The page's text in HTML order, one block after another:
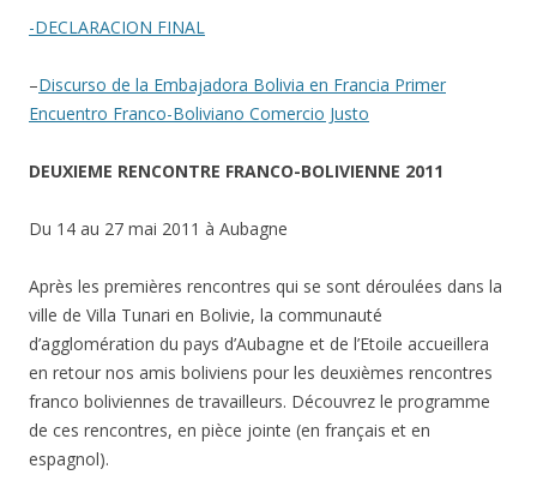
-DECLARACION FINAL
–Discurso de la Embajadora Bolivia en Francia Primer
Encuentro Franco-Boliviano Comercio Justo
DEUXIEME RENCONTRE FRANCO-BOLIVIENNE 2011
Du 14 au 27 mai 2011 à Aubagne
Après les premières rencontres qui se sont déroulées dans la
ville de Villa Tunari en Bolivie, la communauté
d’agglomération du pays d’Aubagne et de l’Etoile accueillera
en retour nos amis boliviens pour les deuxièmes rencontres
franco boliviennes de travailleurs. Découvrez le programme
de ces rencontres, en pièce jointe (en français et en
espagnol).